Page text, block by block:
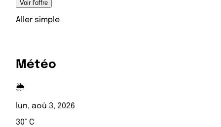
Voir l'offre
Aller simple
Météo
🌦️
lun, aoû 3, 2026
30° C